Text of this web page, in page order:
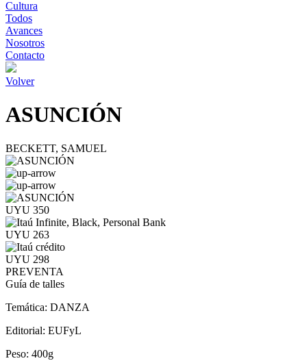
Cultura
Todos
Avances
Nosotros
Contacto
Volver
ASUNCIÓN
BECKETT, SAMUEL
UYU 350
UYU 263
UYU 298
PREVENTA
Guía de talles
Temática: DANZA
Editorial: EUFyL
Peso: 400g